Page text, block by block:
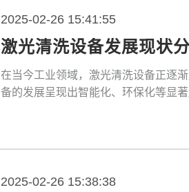
2025-02-26 15:41:55
激光清洗设备发展现状
在当今工业领域，激光清洗设备正逐
备的发展呈现出智能化、环保化等显著
2025-02-26 15:38:38